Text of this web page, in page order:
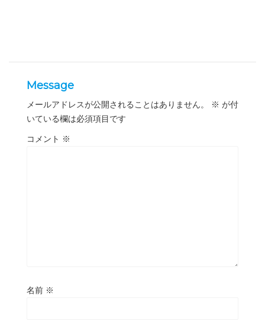
Message
メールアドレスが公開されることはありません。 ※ が付
いている欄は必須項目です
コメント ※
名前 ※